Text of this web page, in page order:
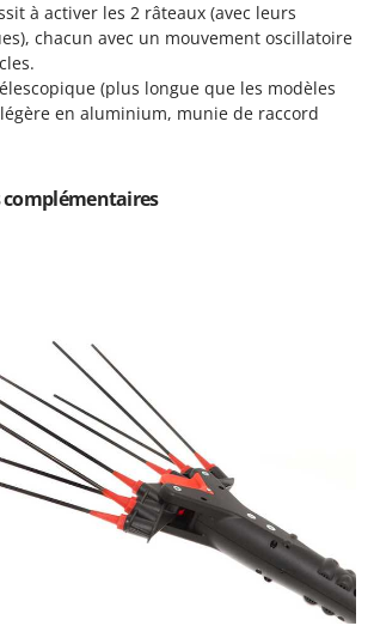
à activer les 2 râteaux (avec leurs
chacun avec un mouvement oscillatoire
(plus longue que les modèles
en aluminium, munie de raccord